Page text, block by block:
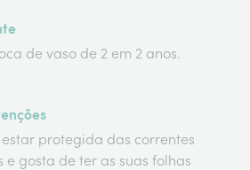
de vaso de 2 em 2 anos.
protegida das correntes
e gosta de ter as suas folhas